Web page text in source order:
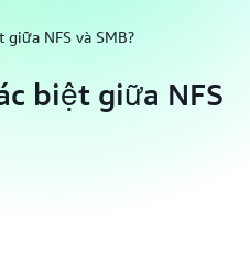
NFS và SMB?
biệt giữa NFS